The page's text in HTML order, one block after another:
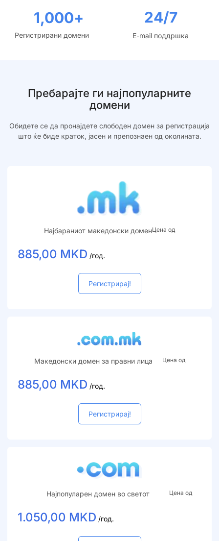
1,000+
Регистрирани домени
24/7
E-mail поддршка
Пребарајте ги најпопуларните
домени
Обидете се да пронајдете слободен домен за регистрација
што ќе биде краток, јасен и препознаен од околината.
Најбараниот македонски доменЦена од
885,00 MKD /год.
Регистрирај!
Македонски домен за правни лица Цена од
885,00 MKD /год.
Регистрирај!
Најпопуларен домен во светот Цена од
1.050,00 MKD /год.